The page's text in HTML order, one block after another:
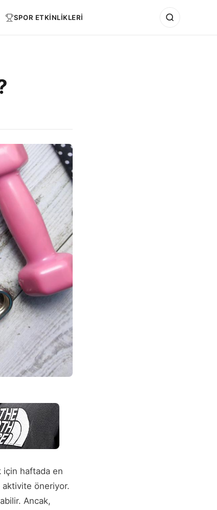
SPOR ETKİNLİKLERİ
için haftada en
öneriyor.
Ancak,